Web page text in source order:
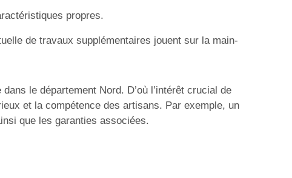
propres.
de travaux supplémentaires jouent sur la main-
le département Nord. D’où l’intérêt crucial de
et la compétence des artisans. Par exemple, un
que les garanties associées.